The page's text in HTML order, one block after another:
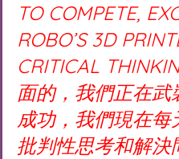
TO COMPETE,
ROBO’S 3D
CRITICAL
面的，我們正在
成功，我們現在每
批判性思考和解決